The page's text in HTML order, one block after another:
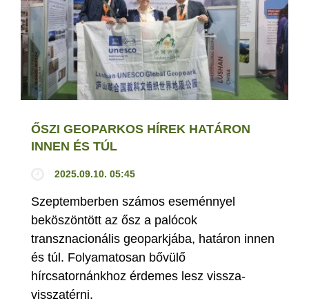
ŐSZI GEOPARKOS HÍREK HATÁRON
INNEN ÉS TÚL
2025.09.10. 05:45
Szeptemberben számos eseménnyel
beköszöntött az ősz a palócok
transznacionális geoparkjába, határon innen
és túl. Folyamatosan bővülő
hírcsatornánkhoz érdemes lesz vissza-
visszatérni.